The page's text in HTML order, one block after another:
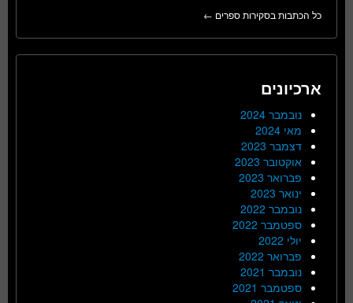
כל הכתבות בסקירות ספרים ←
ארכיונים
נובמבר 2024
מאי 2024
דצמבר 2023
אוקטובר 2023
פברואר 2023
ינואר 2023
נובמבר 2022
ספטמבר 2022
יולי 2022
פברואר 2022
נובמבר 2021
ספטמבר 2021